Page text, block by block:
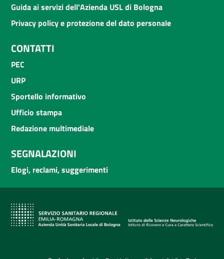
Guida ai servizi dell'Azienda USL di Bologna
Privacy policy e protezione del dato personale
CONTATTI
PEC
URP
Sportello informativo
Ufficio stampa
Redazione multimediale
SEGNALAZIONI
Elogi, reclami, suggerimenti